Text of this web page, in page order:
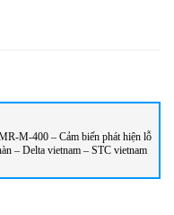
M-400 – Cảm biến phát hiện lỗ
– Delta vietnam – STC vietnam